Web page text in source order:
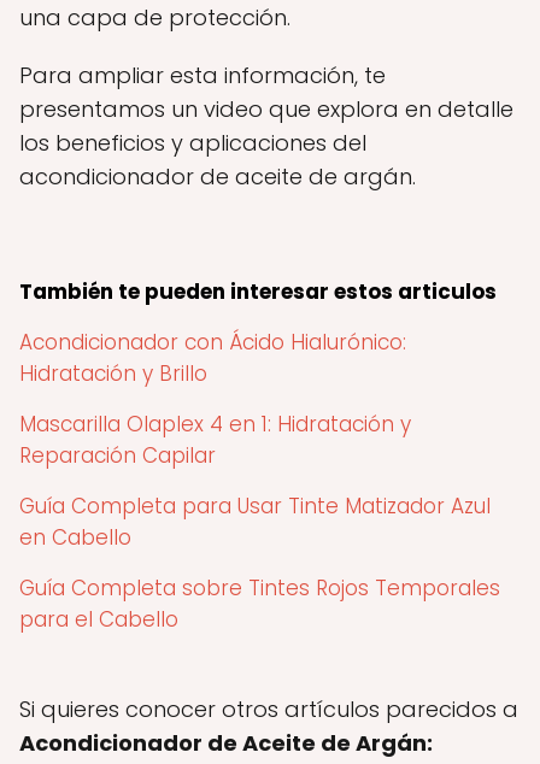
una capa de protección.
Para ampliar esta información, te
presentamos un video que explora en detalle
los beneficios y aplicaciones del
acondicionador de aceite de argán.
También te pueden interesar estos articulos
Acondicionador con Ácido Hialurónico:
Hidratación y Brillo
Mascarilla Olaplex 4 en 1: Hidratación y
Reparación Capilar
Guía Completa para Usar Tinte Matizador Azul
en Cabello
Guía Completa sobre Tintes Rojos Temporales
para el Cabello
Si quieres conocer otros artículos parecidos a
Acondicionador de Aceite de Argán: